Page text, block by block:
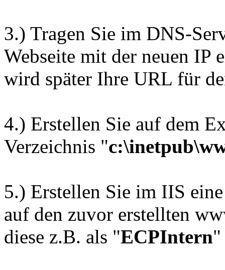
3.) Tragen Sie im DNS-
Webseite mit der neuen IP
wird später Ihre URL für
4.) Erstellen Sie auf dem
Verzeichnis "
5.) Erstellen Sie im IIS
auf den zuvor erstellten
diese z.B. als "ECPIntern"